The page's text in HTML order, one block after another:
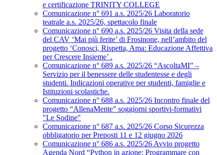
e certificazione TRINITY COLLEGE
Comunicazione n° 691 a.s. 2025/26 Laboratorio
teatrale a.s. 2025/26, spettacolo finale
Comunicazione n° 690 a.s. 2025/26 Visita della sede
del CAV ‘Mai più ferite’ di Frosinone, nell’ambito del
progetto ‘Conosci, Rispetta, Ama: Educazione Affettiva
per Crescere Insieme’ .
Comunicazione n° 689 a.s. 2025/26 “AscoltaMI” –
Servizio per il benessere delle studentesse e degli
studenti. Indicazioni operative per studenti, famiglie e
Istituzioni scolastiche.
Comunicazione n° 688 a.s. 2025/26 Incontro finale del
progetto “AllenaMente” soggiorni sportivi‑formativi
"Le Sodine"
Comunicazione n° 687 a.s. 2025/26 Corso Sicurezza
obbligatorio per Preposti 11 e 12 giugno 2026
Comunicazione n° 686 a.s. 2025/26 Avvio progetto
Agenda Nord “Python in azione: Programmare con